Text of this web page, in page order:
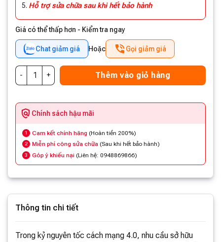
Hỗ trợ sửa chữa sau khi hết bảo hành
Giá có thể thấp hơn - Kiểm tra ngay
Chat giảm giá Hoặc Gọi giảm giá
Thêm vào giỏ hàng
Chính sách hậu mãi
1 Cam kết chính hãng (Hoàn tiền 200%)
2 Miễn phí công sửa chữa (Sau khi hết bảo hành)
3 Góp ý khiếu nại (Liên hệ: 0948869866)
Thông tin chi tiết
Trong kỷ nguyên tốc cách mạng 4.0, nhu cầu sở hữu